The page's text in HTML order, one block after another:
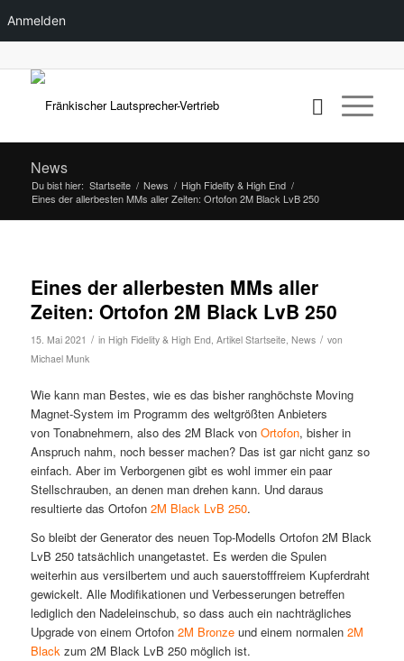
Anmelden
News
Du bist hier: Startseite / News / High Fidelity & High End /
Eines der allerbesten MMs aller Zeiten: Ortofon 2M Black LvB 250
Eines der allerbesten MMs aller
Zeiten: Ortofon 2M Black LvB 250
15. Mai 2021 / in High Fidelity & High End, Artikel Startseite, News / von
Michael Munk
Wie kann man Bestes, wie es das bisher ranghöchste Moving
Magnet-System im Programm des weltgrößten Anbieters
von Tonabnehmern, also des 2M Black von Ortofon, bisher in
Anspruch nahm, noch besser machen? Das ist gar nicht ganz so
einfach. Aber im Verborgenen gibt es wohl immer ein paar
Stellschrauben, an denen man drehen kann. Und daraus
resultierte das Ortofon 2M Black LvB 250.
So bleibt der Generator des neuen Top-Modells Ortofon 2M Black
LvB 250 tatsächlich unangetastet. Es werden die Spulen
weiterhin aus versilbertem und auch sauerstofffreiem Kupferdraht
gewickelt. Alle Modifikationen und Verbesserungen betreffen
lediglich den Nadeleinschub, so dass auch ein nachträgliches
Upgrade von einem Ortofon 2M Bronzeund einem normalen 2M
Blackzum 2M Black LvB 250 möglich ist.